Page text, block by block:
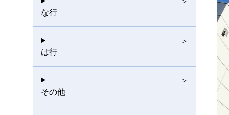
な行
は行
その他